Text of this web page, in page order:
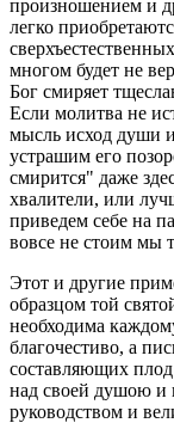
произношением и
легко
многом будет не
Бог смиряет
Если молитва не
мысль исход души
устрашим его
смирится" даже
хвалители, или
приведем себе на
вовсе не стоим мы
Этот и другие
образцом той
необходима
благочестиво, а
составляющих
над своей душою и
руководством и